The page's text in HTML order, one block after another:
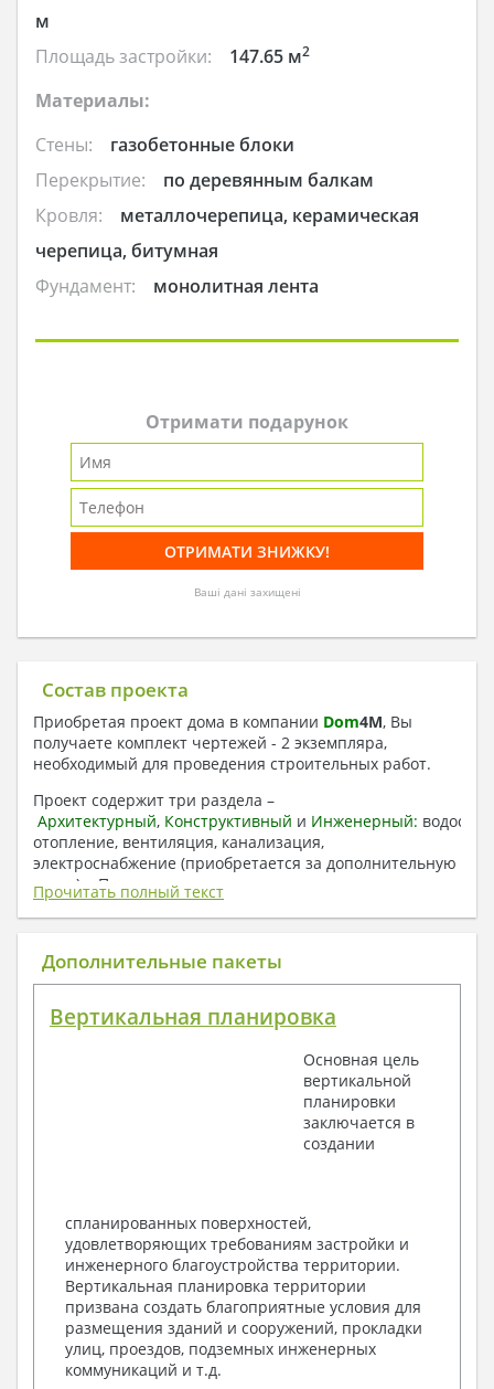
м
Площадь застройки:
147.65 м2
Материалы:
Стены:
газобетонные блоки
Перекрытие:
по деревянным балкам
Кровля:
металлочерепица, керамическая
черепица, битумная
Фундамент:
монолитная лента
Отримати подарунок
Ваші дані захищені
Состав проекта
Приобретая проект дома в компании Dom4M, Вы
получаете комплект чертежей - 2 экземпляра,
необходимый для проведения строительных работ.
Проект содержит три раздела –
Архитектурный, Конструктивный и Инженерный:
отопление, вентиляция, канализация,
электроснабжение (приобретается за дополнительную
плату) + Пояснительная записка.
1. Архитектурный раздел:
Общие данные по проекту
Поэтажные маркировочные планы с
Разрезы и состав конструкций
Фасады с ведомостью внешних отделок
Элементы проемов – спецификация
Ведомость перемычек – сечения и
Архитектурные узлы в конструкциях
2. Конструктивный раздел:
Общие данные по проекту
Схемы расположения и расчеты фундаментов
Элементы каркаса – схемы расположения
Схема расположения перекрытий
Опоры перекрытия на стены или Узлы
Прочитать полный текст
Дополнительные пакеты
Вертикальная планировка
Основная цель
вертикальной
планировки
заключается в
создании
спланированных поверхностей,
удовлетворяющих требованиям застройки и
инженерного благоустройства территории.
Вертикальная планировка территории
призвана создать благоприятные условия для
размещения зданий и сооружений, прокладки
улиц, проездов, подземных инженерных
коммуникаций и т.д.